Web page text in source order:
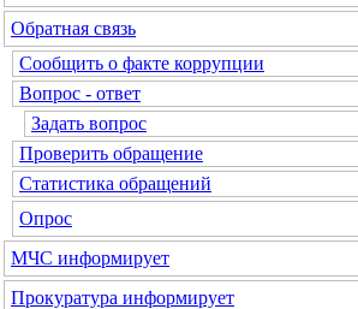
Обратная связь
Сообщить о факте коррупции
Вопрос - ответ
Задать вопрос
Проверить обращение
Статистика обращений
Опрос
МЧС информирует
Прокуратура информирует